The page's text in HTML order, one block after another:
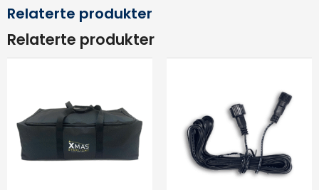
Relaterte produkter
Relaterte produkter
flere
varianter.
Alternativene
kan
har
flere
kan